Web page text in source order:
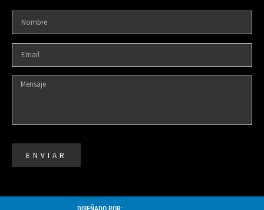
ENVIAR